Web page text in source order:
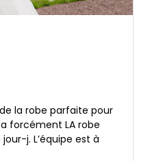
la robe parfaite pour
forcément LA robe
j. L’équipe est à